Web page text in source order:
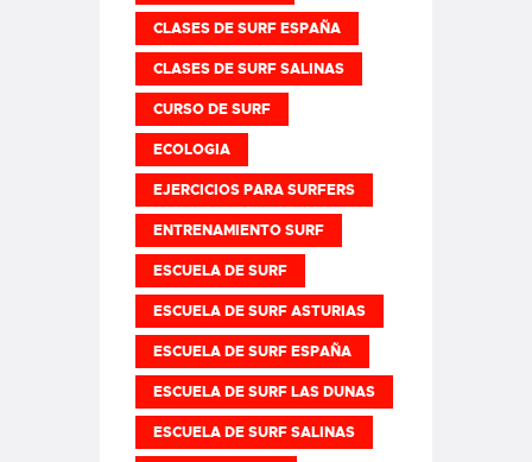
CLASES DE SURF ESPAÑA
CLASES DE SURF SALINAS
CURSO DE SURF
ECOLOGIA
EJERCICIOS PARA SURFERS
ENTRENAMIENTO SURF
ESCUELA DE SURF
ESCUELA DE SURF ASTURIAS
ESCUELA DE SURF ESPAÑA
ESCUELA DE SURF LAS DUNAS
ESCUELA DE SURF SALINAS